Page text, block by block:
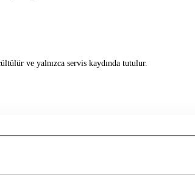
ve yalnızca servis kaydında tutulur.